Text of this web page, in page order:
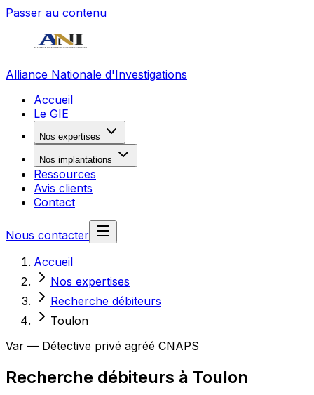
Passer au contenu
Alliance Nationale d'Investigations
Accueil
Le GIE
Nos expertises
Nos implantations
Ressources
Avis clients
Contact
Nous contacter
Accueil
Nos expertises
Recherche débiteurs
Toulon
Var — Détective privé agréé CNAPS
Recherche débiteurs à Toulon